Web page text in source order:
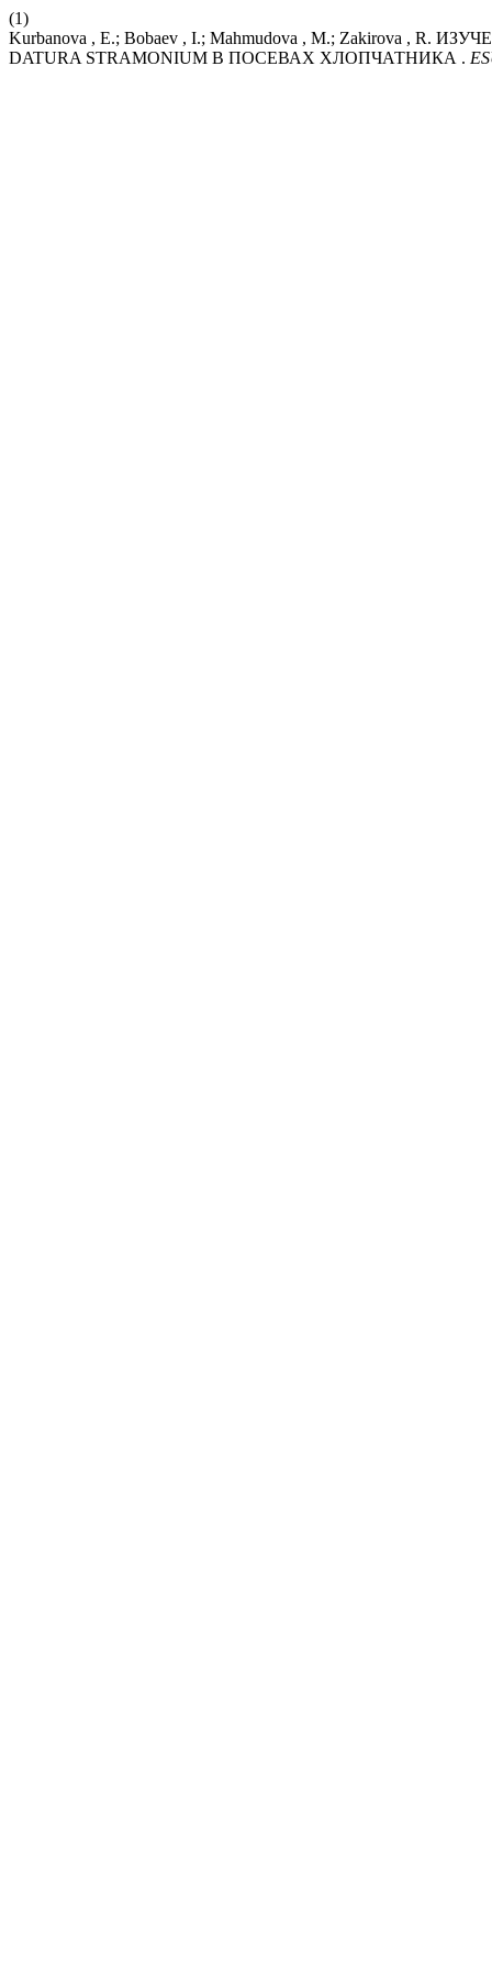
(1)
Kurbanova , E.; Bobaev , I.; Mahmudova , M.; Zakirova
DATURA STRAMONIUM В ПОСЕВАХ ХЛОПЧАТНИКА .